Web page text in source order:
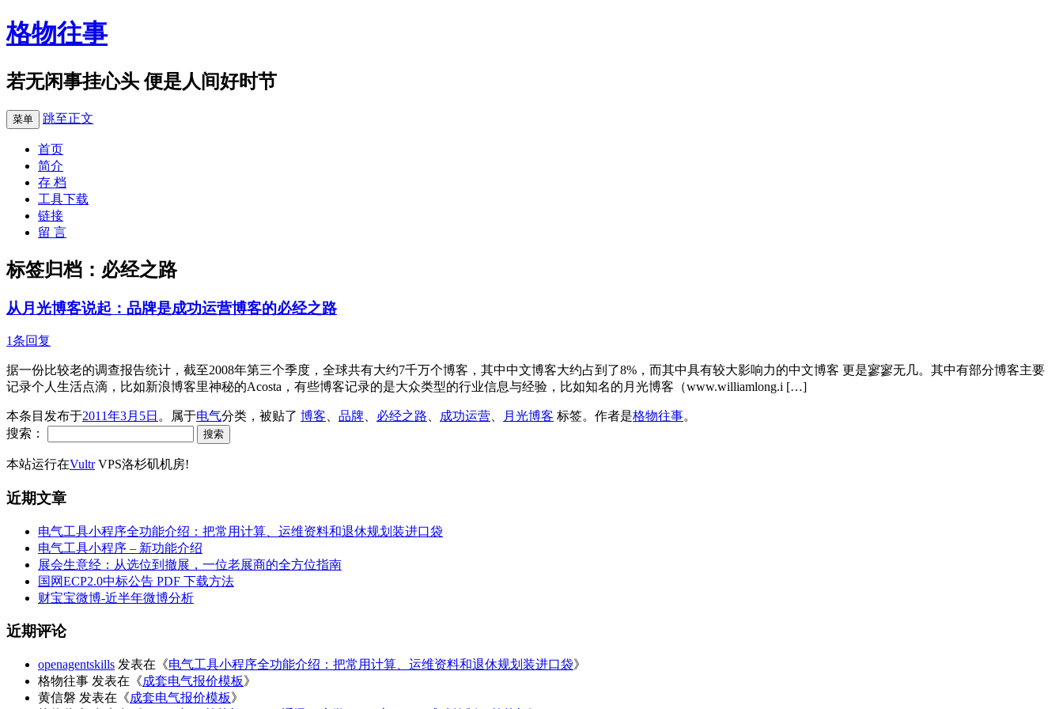
格物往事
若无闲事挂心头 便是人间好时节
菜单 跳至正文
首页
简介
存 档
工具下载
链接
留 言
标签归档： 必经之路
从月光博客说起：品牌是成功运营博客的必经之路
1条回复
据一份比较老的调查报告统计，截至2008年第三个季度，全球共有大约7千万个博客，其中中文博客大约占到了8%，而其中具有较大影响力的中文博客 更是寥寥无几。其中有部分博客主要
记录个人生活点滴，比如新浪博客里神秘的Acosta，有些博客记录的是大众类型的行业信息与经验，比如知名的月光博客（www.williamlong.i […]
本条目发布于2011年3月5日 。属于电气分类，被贴了 博客 品牌 必经之路 成功运营 月光博客 标签。 作者是格物往事。
搜索：
本站运行在VultrVPS洛杉矶机房!
近期文章
电气工具小程序全功能介绍：把常用计算、运维资料和退休规划装进口袋
电气工具小程序 – 新功能介绍
展会生意经：从选位到撤展，一位老展商的全方位指南
国网ECP2.0中标公告 PDF 下载方法
财宝宝微博-近半年微博分析
近期评论
openagentskills 发表在《电气工具小程序全功能介绍：把常用计算、运维资料和退休规划装进口袋》
格物往事 发表在《成套电气报价模板》
黄信磐 发表在《成套电气报价模板》